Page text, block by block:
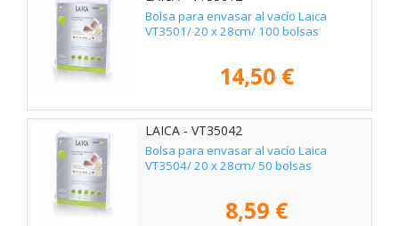
Bolsa para envasar al vacío Laica
VT3501/ 20 x 28cm/ 100 bolsas
14,50 €
LAICA - VT35042
Bolsa para envasar al vacío Laica
VT3504/ 20 x 28cm/ 50 bolsas
8,59 €